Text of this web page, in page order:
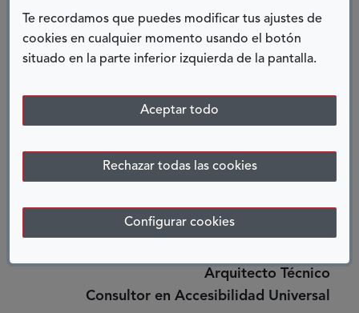
Te recordamos que puedes modificar tus ajustes de
cookies en cualquier momento usando el botón
situado en la parte inferior izquierda de la pantalla.
Aceptar todo
Rechazar todas las cookies
Configurar cookies
necesaria e indispensable para poder afrontar
los retos que la accesibilidad nos tiene
personal como profesional; ya que a estas
alturas del siglo XXI en el que nos encontramos,
mundo pueda ejercer libremente su derecho a
una vida autónoma. De nosotros y nosotras, los
profesionales, depende en buena parte.
Arquitecto Técnico
Consultor en Accesibilidad Universal